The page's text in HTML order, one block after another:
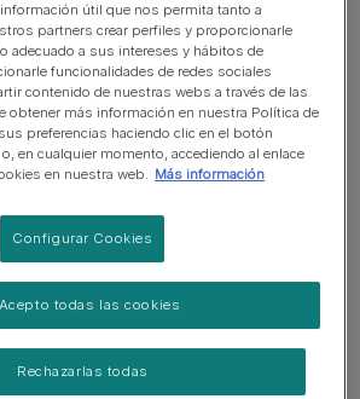
a echarse
se quede quieto?
el muerto
a tu perro a soltar cosas?
tu perro a echarse
útil que nos permita tanto a
partners crear perfiles y proporcionarle
adecuado a sus intereses y hábitos de
funcionalidades de redes sociales
contenido de nuestras webs a través de las
obtener más información en nuestra Política de
preferencias haciendo clic en el botón
en cualquier momento, accediendo al enlace
en nuestra web.
Más información
Configurar Cookies
Rechazarlas todas
Acepto todas las cookies